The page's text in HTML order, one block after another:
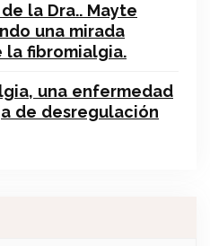
la Dra.. Mayte
una mirada
la fibromialgia.
una enfermedad
de desregulación